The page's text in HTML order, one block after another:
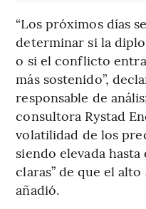
“Los próximos días
determinar si la
o si el conflicto
más sostenido”,
responsable de
consultora Rystad
volatilidad de los
siendo elevada
claras” de que el
añadió.